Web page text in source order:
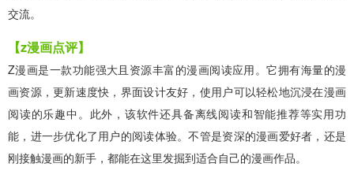
交流。
【z漫画点评】
Z漫画是一款功能强大且资源丰富的漫画阅读应用。它拥有海量的漫
画资源，更新速度快，界面设计友好，使用户可以轻松地沉浸在漫画
阅读的乐趣中。此外，该软件还具备离线阅读和智能推荐等实用功
能，进一步优化了用户的阅读体验。不管是资深的漫画爱好者，还是
刚接触漫画的新手，都能在这里发掘到适合自己的漫画作品。